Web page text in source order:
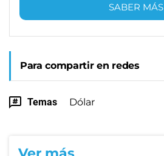
SABER MÁS
Para compartir en redes
Temas Dólar